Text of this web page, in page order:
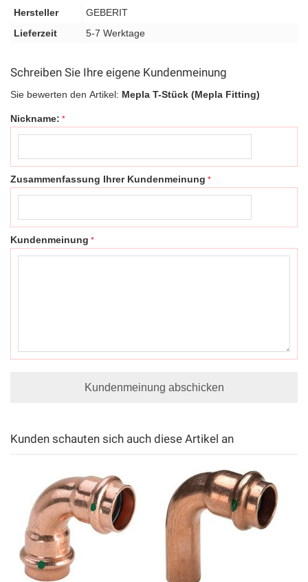
Hersteller
GEBERIT
Lieferzeit
5-7 Werktage
Schreiben Sie Ihre eigene Kundenmeinung
Sie bewerten den Artikel: Mepla T-Stück (Mepla Fitting)
Nickname:
Zusammenfassung Ihrer Kundenmeinung
Kundenmeinung
Kundenmeinung abschicken
Kunden schauten sich auch diese Artikel an